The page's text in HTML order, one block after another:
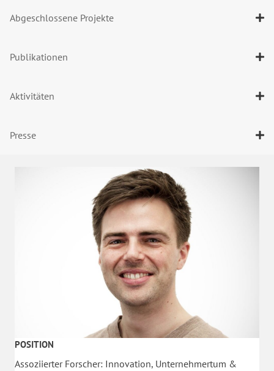
Abgeschlossene Projekte
Publikationen
Aktivitäten
Presse
POSITION
Assoziierter Forscher: Innovation, Unternehmertum &